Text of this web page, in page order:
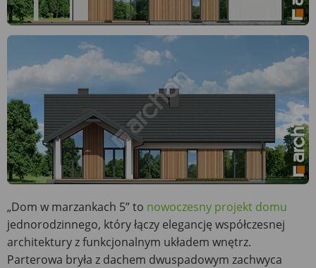
„Dom w marzankach 5” to nowoczesny projekt domu
jednorodzinnego, który łączy elegancję współczesnej
architektury z funkcjonalnym układem wnętrz.
Parterowa bryła z dachem dwuspadowym zachwyca